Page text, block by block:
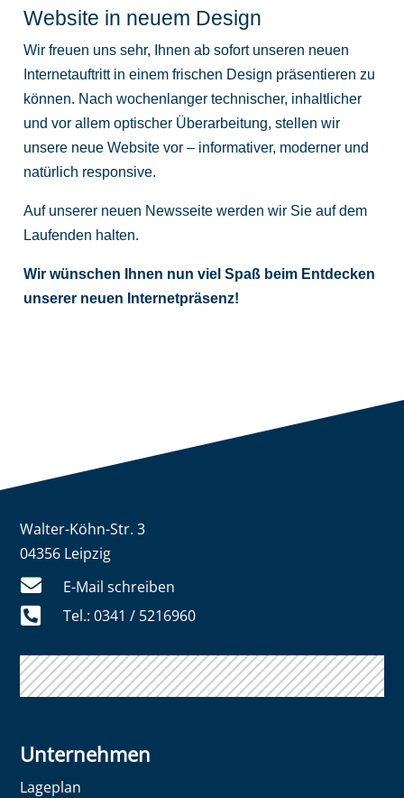
Website in neuem Design
Wir freuen uns sehr, Ihnen ab sofort unseren neuen
Internetauftritt in einem frischen Design präsentieren zu
können. Nach wochenlanger technischer, inhaltlicher
und vor allem optischer Überarbeitung, stellen wir
unsere neue Website vor – informativer, moderner und
natürlich responsive.
Auf unserer neuen Newsseite werden wir Sie auf dem
Laufenden halten.
Wir wünschen Ihnen nun viel Spaß beim Entdecken
unserer neuen Internetpräsenz!
Walter-Köhn-Str. 3
04356 Leipzig
 E-Mail schreiben
 Tel.: 0341 / 5216960
Unternehmen
Lageplan